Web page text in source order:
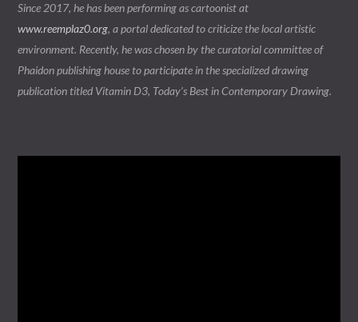
Since 2017, he has been performing as cartoonist at
www.reemplaz0.org, a portal dedicated to criticize the local artistic
environment. Recently, he was chosen by the curatorial committee of
Phaidon publishing house to participate in the specialized drawing
publication titled Vitamin D3, Today’s Best in Contemporary Drawing.